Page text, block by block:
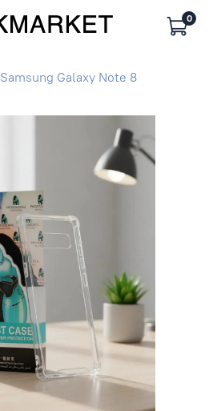
0
Samsung Galaxy Note 8